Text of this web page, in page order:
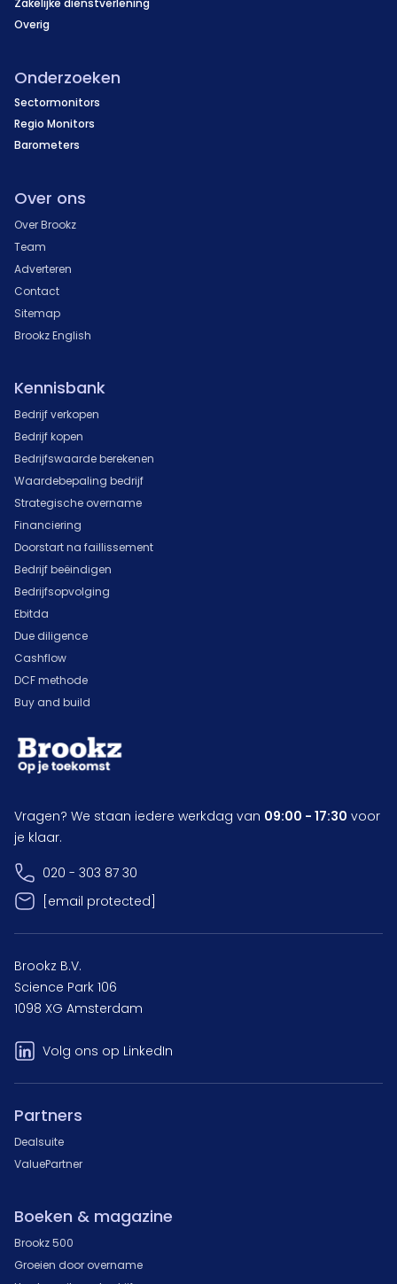
Overig
Onderzoeken
Sectormonitors
Regio Monitors
Barometers
Over ons
Over Brookz
Team
Adverteren
Contact
Sitemap
Brookz English
Kennisbank
Bedrijf verkopen
Bedrijf kopen
Bedrijfswaarde berekenen
Waardebepaling bedrijf
Strategische overname
Financiering
Doorstart na faillissement
Bedrijf beëindigen
Bedrijfsopvolging
Ebitda
Due diligence
Cashflow
DCF methode
Buy and build
Vragen? We staan iedere werkdag van 09:00 - 17:30 voor
je klaar.
020 - 303 87 30
[email protected]
Brookz B.V.
Science Park 106
1098 XG Amsterdam
Volg ons op LinkedIn
Partners
Dealsuite
ValuePartner
Boeken & magazine
Brookz 500
Groeien door overname